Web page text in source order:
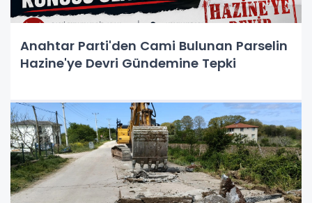
Anahtar Parti'den Cami Bulunan Parselin
Hazine'ye Devri Gündemine Tepki